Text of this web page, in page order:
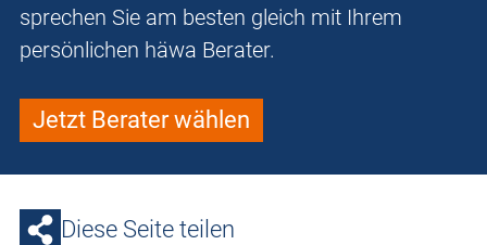
sprechen Sie am besten gleich mit Ihrem
persönlichen häwa Berater.
Jetzt Berater wählen
Diese Seite teilen